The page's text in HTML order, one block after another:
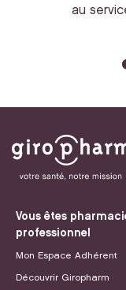
au
Vous êtes
professionnel
Mon Espace Adhérent
Découvrir Giropharm